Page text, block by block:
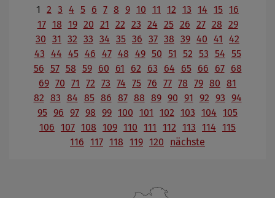
1 2 3 4 5 6 7 8 9 10 11 12 13 14 15 16
17 18 19 20 21 22 23 24 25 26 27 28 29
30 31 32 33 34 35 36 37 38 39 40 41
42
43 44 45 46 47 48 49 50 51 52 53 54 55
56 57 58 59 60 61 62 63 64 65 66 67
68
69 70 71 72 73 74 75 76 77 78 79 80 81
82 83 84 85 86 87 88 89 90 91 92 93 94
95 96 97 98 99 100 101 102 103 104 105
106 107 108 109 110 111 112 113 114 115
116 117 118 119 120 nächste